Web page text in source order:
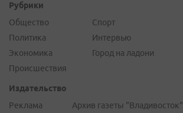
Рубрики
Общество
Политика
Экономика
Происшествия
Спорт
Интервью
Город на ладони
Издательство
Реклама
Архив газеты "Владивосток"